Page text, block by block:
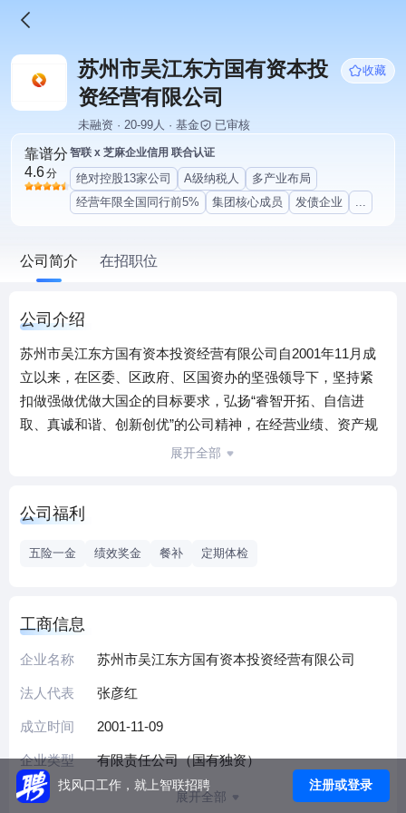
苏州市吴江东方国有资本投
资经营有限公司
收藏
未融资 · 20-99人 · 基金 已审核
靠谱分
4.6分
智联 x 芝麻企业信用 联合认证
绝对控股13家公司 A级纳税人
多产业布局
经营年限全国同行前5%
集团核心成员 发债企业 ...
公司简介 在招职位
公司介绍
苏州市吴江东方国有资本投资经营有限公司自2001年11月成
立以来，在区委、区政府、区国资办的坚强领导下，坚持紧
扣做强做优做大国企的目标要求，弘扬“睿智开拓、自信进
取、真诚和谐、创新创优”的公司精神，在经营业绩、资产规
模等各方面均取得跨越式发展。截至2019年底，公司注册资
13家，涵盖银行、证券、保险、担保、科贷、基金、城市建
业、依托产业引进人才、抓好人才推进项目、深化项目突显
成效”的良性循环。通过规范运作苏州湾人才基金、区引导基
金、科创基金、区域扶持基金及拨改投基金等政策性创投基
金，积极探索“基金+项目+人才”的“双招双引”新模式，扎实做
进融湖发展公司运作等措施，服务政府中心工作和经济转型
升级，为高质量推进长三角生态绿色一体化发展战略，高要
求完成“两勇一快”各项任务，高标准打造“创新湖区”“乐居之
城”贡献力量。
展开全部
公司福利
五险一金 绩效奖金 餐补 定期体检
工商信息
企业名称 苏州市吴江东方国有资本投资经营有限公司
法人代表 张彦红
成立时间 2001-11-09
企业类型 有限责任公司（国有独资）
展开全部
找风口工作，就上智联招聘 注册或登录